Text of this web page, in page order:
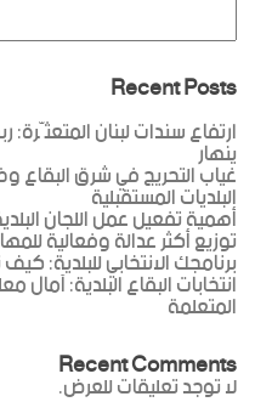
Recent Posts
ارتفاع سندات لبنان
ينهار
غياب التحريج في شرق البقاع
البلديات المستقبلية
أهمية تفعيل عمل اللجان
توزيع أكثر عدالة وفعالية
برنامجك الانتخابي للبلدية:
انتخابات البقاع البلدية:
المتعلمة
Recent Comments
لا توجد تعليقات للعرض.